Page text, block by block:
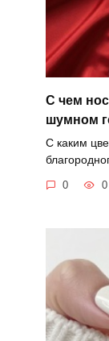
С чем
шумном
С каким
0 0